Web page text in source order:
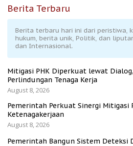
Berita Terbaru
Berita terbaru hari ini dari peristiwa,
hukum, berita unik, Politik, dan
dan Internasional.
Mitigasi PHK Diperkuat lewat
Perlindungan Tenaga Kerja
August 8, 2026
Pemerintah Perkuat Sinergi Mitigasi
Ketenagakerjaan
August 8, 2026
Pemerintah Bangun Sistem Deteksi